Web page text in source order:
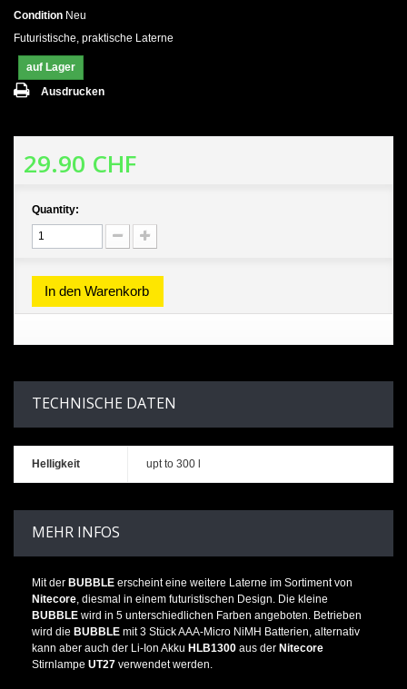
Condition Neu
Futuristische, praktische Laterne
auf Lager
Ausdrucken
29.90 CHF
Quantity:
In den Warenkorb
TECHNISCHE DATEN
Helligkeit upt to 300 l
MEHR INFOS
Mit der BUBBLE erscheint eine weitere Laterne im Sortiment von
Nitecore , diesmal in einem futuristischen Design. Die kleine
BUBBLE wird in 5 unterschiedlichen Farben angeboten. Betrieben
wird die BUBBLE mit 3 Stück AAA-Micro NiMH Batterien, alternativ
kann aber auch der Li-Ion Akku HLB1300 aus der Nitecore
Stirnlampe UT27 verwendet werden.